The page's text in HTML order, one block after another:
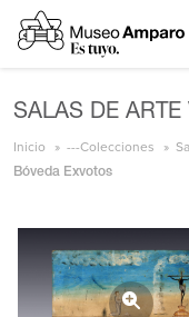
SALAS DE ARTE
Inicio ---Colecciones
Bóveda Exvotos